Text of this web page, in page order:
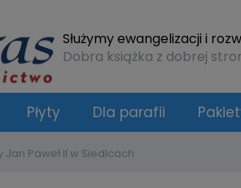
Służymy ewangelizacji i
Dobra książka z dobrej
Płyty Dla parafii
Jan Paweł II w Siedlcach